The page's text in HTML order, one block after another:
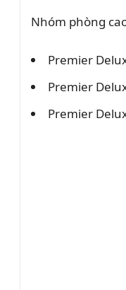
Nhóm phòng
Premier
Premier
Premier